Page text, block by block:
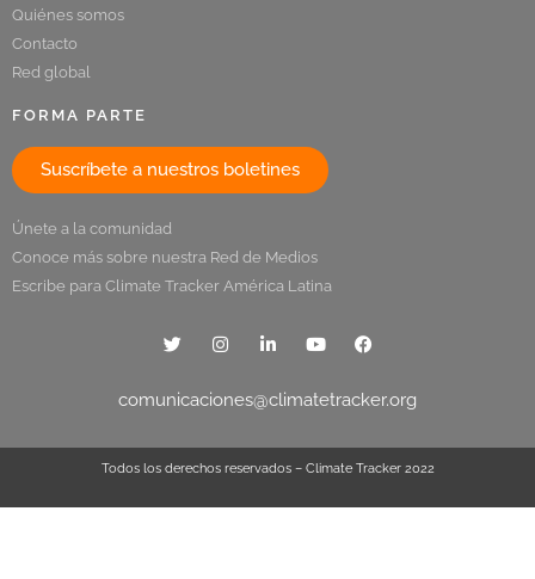
Quiénes somos
Contacto
Red global
FORMA PARTE
Suscríbete a nuestros boletines
Únete a la comunidad
Conoce más sobre nuestra Red de Medios
Escribe para Climate Tracker América Latina
comunicaciones@climatetracker.org
Todos los derechos reservados – Climate Tracker 2022